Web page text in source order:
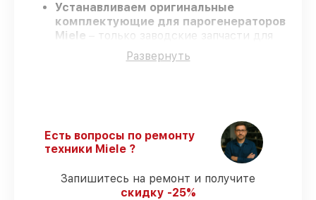
Устанавливаем оригинальные
комплектующие для парогенераторов
Miele
– только заводские запчасти для
вашей техники.
Сертифицированные инженеры
парогенераторов Miele в оговоренные
сроки.
– на все
ремонт и запчасти для парогенераторов
Miele предоставляется длительная
Развернуть
Есть вопросы по ремонту
техники Miele ?
Запишитесь на ремонт и получите
скидку -25%